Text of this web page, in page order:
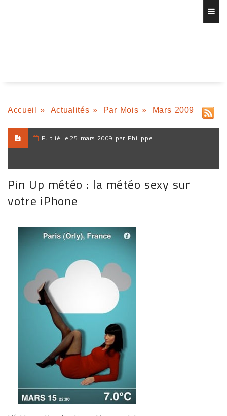
Accueil » Actualités » Par Mois » Mars 2009
Publié le 25 mars 2009 par Philippe
Pin Up météo : la météo sexy sur
votre iPhone